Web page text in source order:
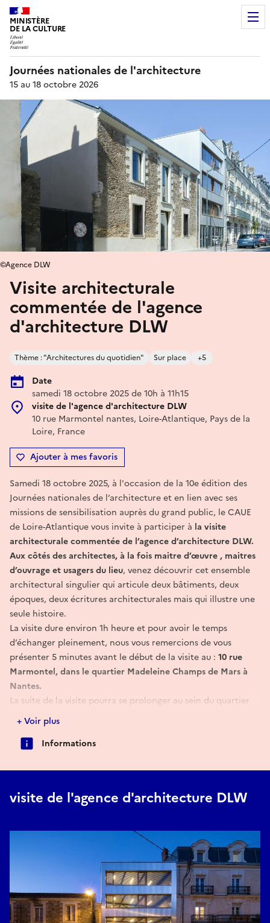
MINISTÈRE
DE LA CULTURE
Journées nationales de l'architecture
15 au 18 octobre 2026
Visite architecturale
commentée de l'agence
d'architecture DLW
Thème : "Architectures du quotidien" Sur place +5
Date
samedi 18 octobre 2025 de 10h à 11h15
visite de l'agence d'architecture DLW
10 rue Marmontel nantes, Loire-Atlantique, Pays de la
Loire, France
Ajouter à mes favoris
©Agence DLW
Samedi 18 octobre 2025, à l'occasion de la 10e édition des
Journées nationales de l’architecture et en lien avec ses
missions de sensibilisation auprès du grand public, le CAUE
de Loire-Atlantique vous invite à participer à la visite
architecturale commentée de l’agence d’architecture DLW.
Aux côtés des architectes, à la fois maitre d’œuvre , maitres
d’ouvrage et usagers du lieu, venez découvrir cet ensemble
architectural singulier qui articule deux bâtiments, deux
époques, deux écritures architecturales mais qui illustre une
seule histoire.
La visite dure environ 1h heure et pour avoir le temps
d’échanger pleinement, nous vous remercions de vous
présenter 5 minutes avant le début de la visite au : 10 rue
Marmontel, dans le quartier Madeleine Champs de Mars à
Nantes.
La suite de la visite pourra se prolonger au sein du quartier
de Madeleine Champs de Mars à la découverte de projets
marquants d’un faubourg historique largement renouvelé.
A travers cette visite, les architectes expliqueront leur
simple, essentielle, et une forte attention portée à la
L’intervention de l’agence d’architecture DLW permet de
déjà très bâti, de l’ajuster en fonction de du développement
de l’activité de l’agence plutôt que de le déplacer. Il montre
à quel point un quartier de ville peut être résilient.
Texte : CF/CAUE de Loire-Atlantique, d’après un texte de
l’Atelier DLW
+ Voir plus
Informations
visite de l'agence d'architecture DLW